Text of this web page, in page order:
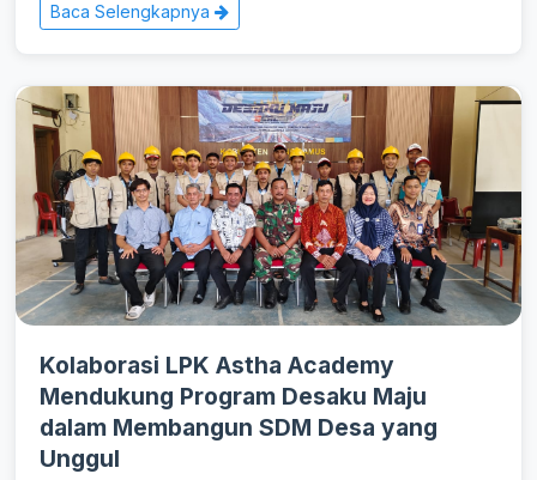
Baca Selengkapnya
Kolaborasi LPK Astha Academy
Mendukung Program Desaku Maju
dalam Membangun SDM Desa yang
Unggul